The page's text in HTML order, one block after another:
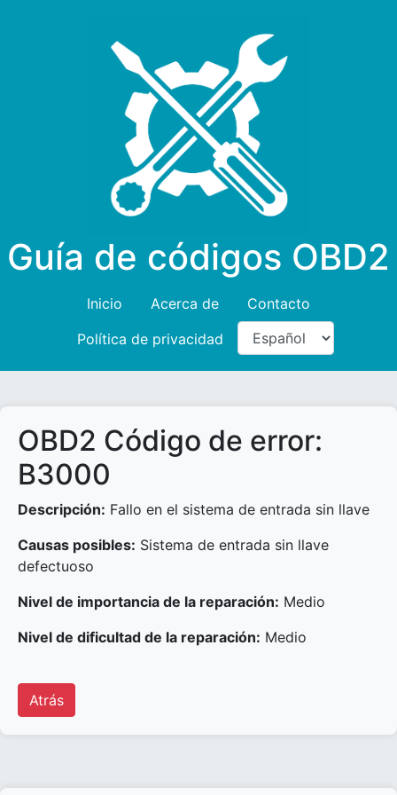
Guía de códigos OBD2
Inicio Acerca de
Contacto
Política de privacidad
OBD2 Código de error:
B3000
Descripción: Fallo en el sistema de entrada sin llave
Causas posibles: Sistema de entrada sin llave
defectuoso
Nivel de importancia de la reparación: Medio
Nivel de dificultad de la reparación: Medio
Atrás